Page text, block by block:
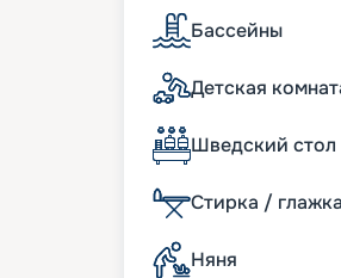
уступают им по
Интерьер.
Не
помещения на
атриум наполнен
стеклянный купол.
прозрачные
изыска, присущую
Досуг.После
кинопланом под
может
Кроме того, на
Бассейны
Детская
Шведский стол
Стирка / глажка
Няня